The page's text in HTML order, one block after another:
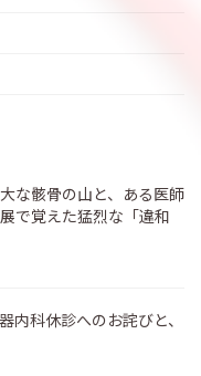
な骸骨の山と、ある医師
で覚えた猛烈な「違和
内科休診へのお詫びと、